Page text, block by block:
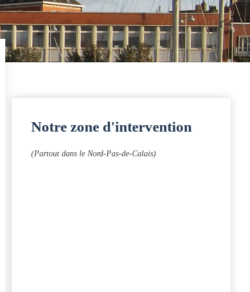
Notre zone d'intervention
(Partout dans le Nord-Pas-de-Calais)